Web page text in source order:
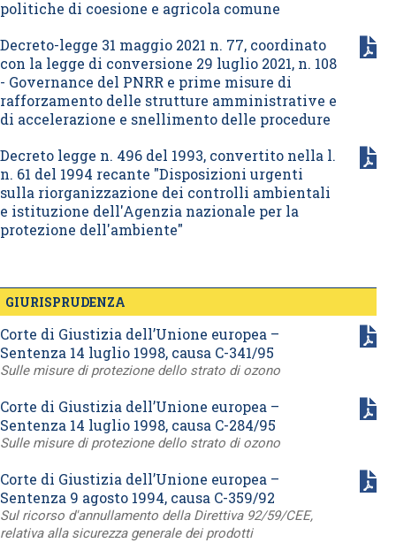
politiche di coesione e agricola comune
Decreto-legge 31 maggio 2021 n. 77, coordinato
con la legge di conversione 29 luglio 2021, n. 108
- Governance del PNRR e prime misure di
rafforzamento delle strutture amministrative e
di accelerazione e snellimento delle procedure
Decreto legge n. 496 del 1993, convertito nella l.
n. 61 del 1994 recante "Disposizioni urgenti
sulla riorganizzazione dei controlli ambientali
e istituzione dell'Agenzia nazionale per la
protezione dell'ambiente"
GIURISPRUDENZA
Corte di Giustizia dell’Unione europea –
Sentenza 14 luglio 1998, causa C-341/95
Sulle misure di protezione dello strato di ozono
Corte di Giustizia dell’Unione europea –
Sentenza 14 luglio 1998, causa C-284/95
Sulle misure di protezione dello strato di ozono
Corte di Giustizia dell’Unione europea –
Sentenza 9 agosto 1994, causa C-359/92
Sul ricorso d'annullamento della Direttiva 92/59/CEE,
relativa alla sicurezza generale dei prodotti